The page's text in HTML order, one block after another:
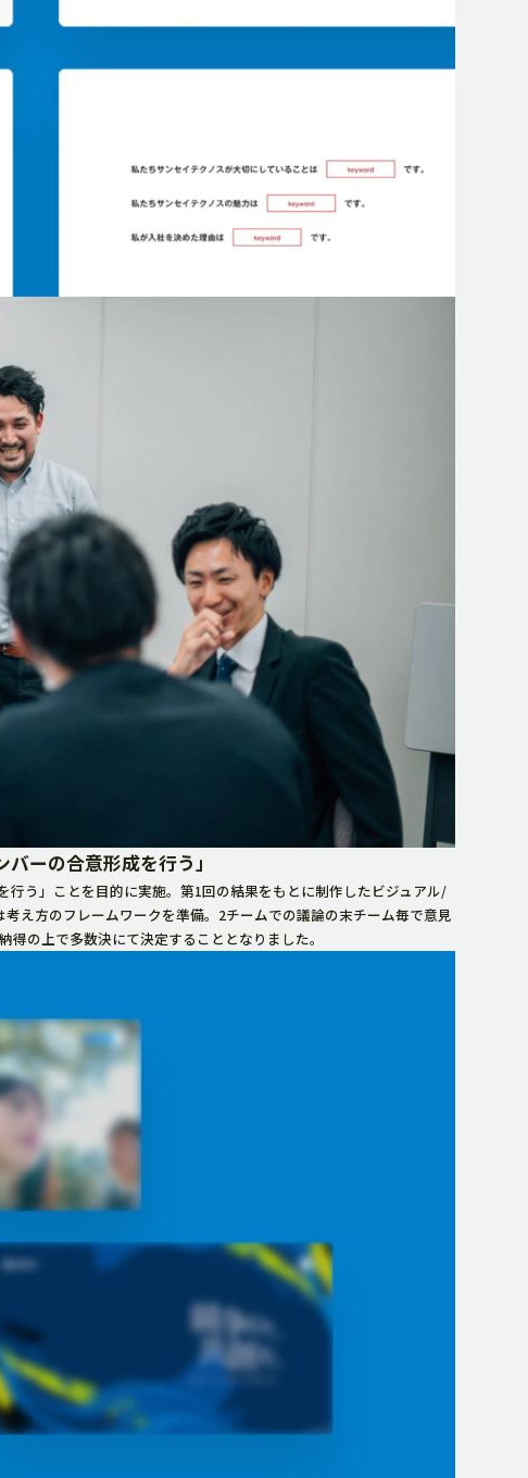
ーの合意形成を行う」
う」ことを目的に実施。第1回の結果をもとに制作したビジュアル/
え方のフレームワークを準備。2チームでの議論の末チーム毎で意見
の上で多数決にて決定することとなりました。